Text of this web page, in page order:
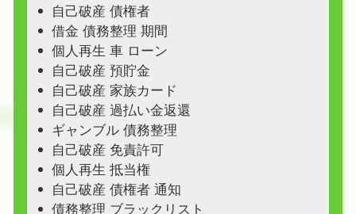
自己破産 債権者
借金 債務整理 期間
個人再生 車 ローン
自己破産 預貯金
自己破産 家族カード
自己破産 過払い金返還
ギャンブル 債務整理
自己破産 免責許可
個人再生 抵当権
自己破産 債権者 通知
債務整理 ブラックリスト